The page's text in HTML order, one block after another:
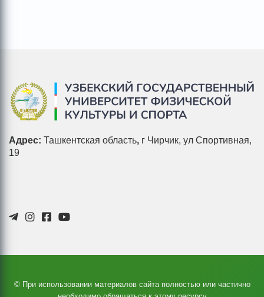
Адрес: Ташкентская область, г Чирчик, ул Спортивная,
19
© При использовании материалов сайта полностью или частично